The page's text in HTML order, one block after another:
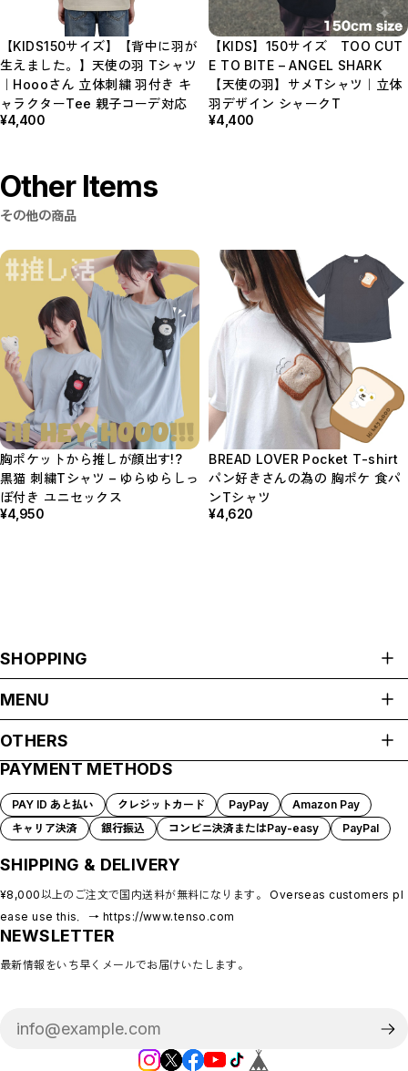
【KIDS150サイズ】【背中に羽が
生えました。】天使の羽 Tシャツ
｜Hoooさん 立体刺繍 羽付き キ
ャラクターTee 親子コーデ対応
¥4,400
【KIDS】150サイズ TOO CUT
E TO BITE – ANGEL SHARK
【天使の羽】サメTシャツ｜立体
羽デザイン シャークT
¥4,400
Other Items
その他の商品
胸ポケットから推しが顔出す!?
黒猫 刺繍Tシャツ – ゆらゆらしっ
ぽ付き ユニセックス
¥4,950
BREAD LOVER Pocket T-shirt
パン好きさんの為の 胸ポケ 食パ
ンTシャツ
¥4,620
SHOPPING
NEW ARRIVAL
TOPS
ONE PIECE
ALL IN ONE
OUTERWEAR
MENU
PAYMENT METHODS
BLOG
MEMBERSHIP
LOGIN
OTHERS
プライバシーポリシー
特定商取引法に基づく表記
会員規約
PAYMENT METHODS
PAY ID あと払い クレジットカード PayPay
Amazon Pay
キャリア決済
銀行振込 コンビニ決済またはPay-easy PayPal
SHIPPING & DELIVERY
¥8,000以上のご注文で国内送料が無料になります。 Overseas customers pl
ease use this．→ https://www.tenso.com
NEWSLETTER
最新情報をいち早くメールでお届けいたします。